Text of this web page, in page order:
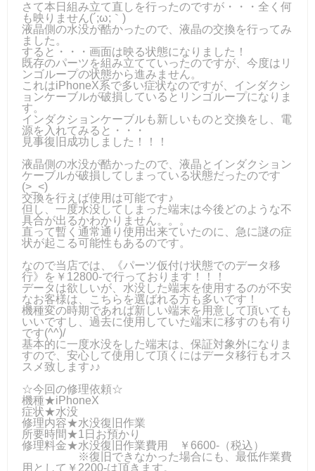
さて本日組み立て直しを行ったのですが・・・全く何
も映りません(´;ω;｀)
液晶側の水没が酷かったので、液晶の交換を行ってみ
ました。
すると・・・画面は映る状態になりました！
既存のパーツを組み立てていったのですが、今度はリ
ンゴループの状態から進みません。
これはiPhoneX系で多い症状なのですが、インダクシ
ョンケーブルが破損しているとリンゴループになりま
す。
インダクションケーブルも新しいものと交換をし、電
源を入れてみると・・・
見事復旧成功しました！！！
液晶側の水没が酷かったので、液晶とインダクション
ケーブルが破損してしまっている状態だったのです
(>_<)
交換を行えば使用は可能です♪
但し、一度水没してしまった端末は今後どのような不
具合が出るかわかりません。。。
直って暫く通常通り使用出来ていたのに、急に謎の症
状が起こる可能性もあるのです。
なので当店では、《パーツ仮付け状態でのデータ移
行》を￥12800-で行っております！！！
データは欲しいが、水没した端末を使用するのが不安
なお客様は、こちらを選ばれる方も多いです！
機種変の時期であれば新しい端末を用意して頂いても
いいですし、過去に使用していた端末に移すのも有り
です(^^)/
基本的に一度水没をした端末は、保証対象外になりま
すので、安心して使用して頂くにはデータ移行もオス
スメ致します♪♪
☆今回の修理依頼☆
機種★iPhoneX
症状★水没
修理内容★水没復旧作業
所要時間★1日お預かり
修理料金★水没復旧作業費用 ￥6600-（税込）
※復旧できなかった場合にも、最低作業費
用として￥2200-は頂きます。